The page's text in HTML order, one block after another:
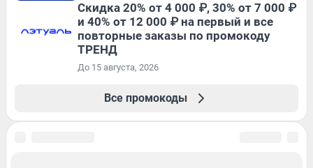
Скидка 20% от 4 000 ₽, 30% от 7 000 ₽
и 40% от 12 000 ₽ на первый и все
повторные заказы по промокоду
ТРЕНД
До 15 августа, 2026
Все промокоды